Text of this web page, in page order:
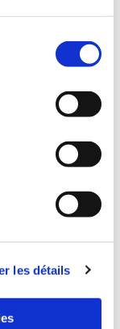
les détails